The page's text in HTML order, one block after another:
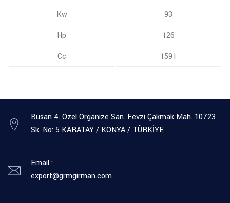
Kw
93
Hp
126
Cc
1591
Büsan 4. Özel Organize San. Fevzi Çakmak Mah. 10723
Sk. No: 5 KARATAY / KONYA / TÜRKİYE
Email :
export@grmgirman.com